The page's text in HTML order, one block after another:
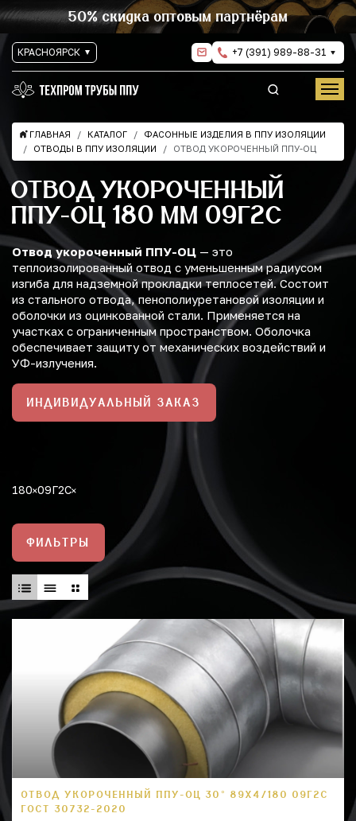
50% скидка оптовым партнёрам
КРАСНОЯРСК +7 (391) 989-88-31
ГЛАВНАЯ КАТАЛОГ
ФАСОННЫЕ ИЗДЕЛИЯ В ППУ ИЗОЛЯЦИИ
ОТВОДЫ В ППУ ИЗОЛЯЦИИ
ОТВОД УКОРОЧЕННЫЙ ППУ-ОЦ
ОТВОД УКОРОЧЕННЫЙ
ППУ-ОЦ 180 ММ 09Г2С
Отвод укороченный ППУ-ОЦ — это
теплоизолированный отвод с уменьшенным радиусом
изгиба для надземной прокладки теплосетей. Состоит
из стального отвода, пенополиуретановой изоляции и
оболочки из оцинкованной стали. Применяется на
участках с ограниченным пространством. Оболочка
обеспечивает защиту от механических воздействий и
УФ-излучения.
ИНДИВИДУАЛЬНЫЙ ЗАКАЗ
180 09Г2С
ФИЛЬТРЫ
ОТВОД УКОРОЧЕННЫЙ ППУ-ОЦ 30° 89Х4/180 09Г2С
ГОСТ 30732-2020